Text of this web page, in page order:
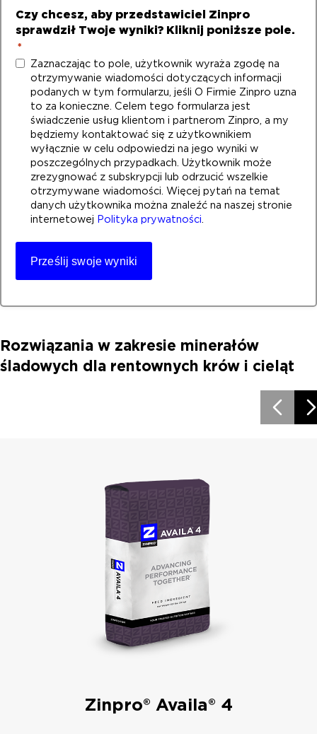
Czy chcesz, aby przedstawiciel Zinpro
sprawdził Twoje wyniki? Kliknij poniższe pole.
*
Zaznaczając to pole, użytkownik wyraża zgodę na
otrzymywanie wiadomości dotyczących informacji
podanych w tym formularzu, jeśli O Firmie Zinpro uzna
to za konieczne. Celem tego formularza jest
świadczenie usług klientom i partnerom Zinpro, a my
będziemy kontaktować się z użytkownikiem
wyłącznie w celu odpowiedzi na jego wyniki w
poszczególnych przypadkach. Użytkownik może
zrezygnować z subskrypcji lub odrzucić wszelkie
otrzymywane wiadomości. Więcej pytań na temat
danych użytkownika można znaleźć na naszej stronie
internetowej Polityka prywatności
Rozwiązania w zakresie minerałów
śladowych dla rentownych krów i cieląt
Zinpro® Availa® 4